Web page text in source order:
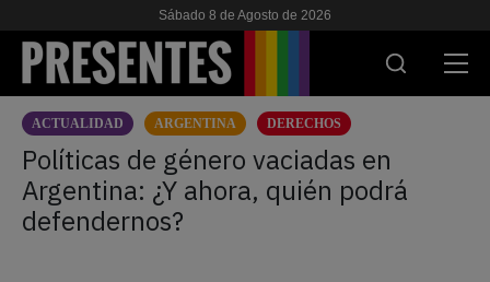
Sábado 8 de Agosto de 2026
ACTUALIDAD
INVESTIGACIONES
ACTUALIDAD ARGENTINA DERECHOS
Políticas de género vaciadas en
Argentina: ¿Y ahora, quién podrá
defendernos?